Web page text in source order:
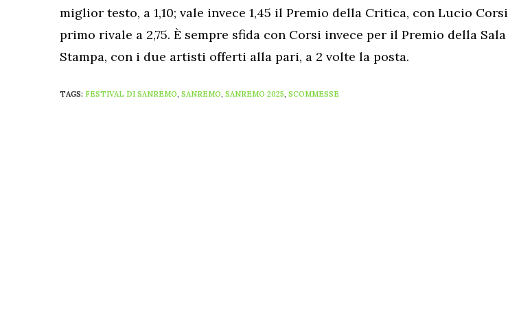
miglior testo, a 1,10; vale invece 1,45 il Premio della Critica, con Lucio Corsi
primo rivale a 2,75. È sempre sfida con Corsi invece per il Premio della Sala
Stampa, con i due artisti offerti alla pari, a 2 volte la posta.
TAGS: FESTIVAL DI SANREMO, SANREMO, SANREMO 2025, SCOMMESSE